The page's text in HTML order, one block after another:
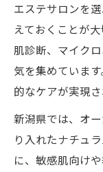
エステサロンを
えておくことが
肌診断、マイク
気を集めていま
的なケアが実現さ
新潟県では、オ
り入れたナチュ
に、敏感肌向け